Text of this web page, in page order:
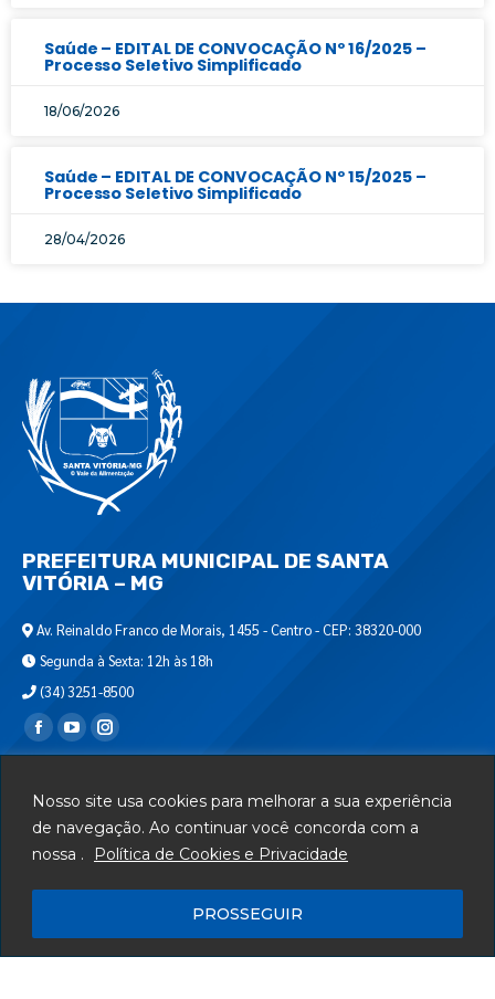
Nosso site usa cookies para melhorar a sua experiência
de navegação. Ao continuar você concorda com a
nossa .
Política de Cookies e Privacidade
PROSSEGUIR
Saúde – EDITAL DE CONVOCAÇÃO Nº 16/2025 –
Processo Seletivo Simplificado
18/06/2026
Saúde – EDITAL DE CONVOCAÇÃO Nº 15/2025 –
Processo Seletivo Simplificado
28/04/2026
PREFEITURA MUNICIPAL DE SANTA
VITÓRIA – MG
Av. Reinaldo Franco de Morais, 1455 - Centro - CEP: 38320-000
Segunda à Sexta: 12h às 18h
(34) 3251-8500
Encontre-nos em:
Departamento de T.I.
Serviços
Mapa do Site